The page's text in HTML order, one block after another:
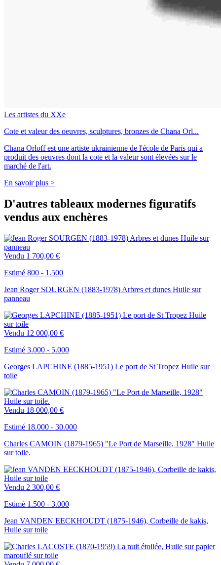
Les artistes du XXe
Cote et valeur des oeuvres, sculptures, bronzes de Chana Orl...
Chana Orloff est une artiste ukrainienne de l'école de Paris qui a
produit des oeuvres dont la cote et la valeur sont élevées sur le
marché de l'art.
En savoir plus >
D'autres tableaux modernes figuratifs
vendus aux enchères
Vendu 1 700,00 €
Estimé 800 - 1.500
Jean Roger SOURGEN (1883-1978) Arbres et dunes Huile sur
panneau
Vendu 12 000,00 €
Estimé 3.000 - 5.000
Georges LAPCHINE (1885-1951) Le port de St Tropez Huile sur
toile
Vendu 18 000,00 €
Estimé 18.000 - 30.000
Charles CAMOIN (1879-1965) "Le Port de Marseille, 1928" Huile
sur toile.
Vendu 2 300,00 €
Estimé 1.500 - 3.000
Jean VANDEN EECKHOUDT (1875-1946), Corbeille de kakis,
Huile sur toile